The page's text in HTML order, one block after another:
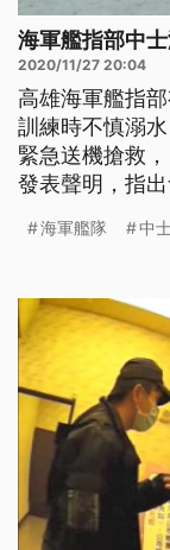
海軍艦指部中
2020/11/27 20:04
高雄海軍艦指
訓練時不慎溺
緊急送機搶救
發表聲明，指
的治療。 海軍
船舶海難救助
士，進行綜合
海軍艦隊 中